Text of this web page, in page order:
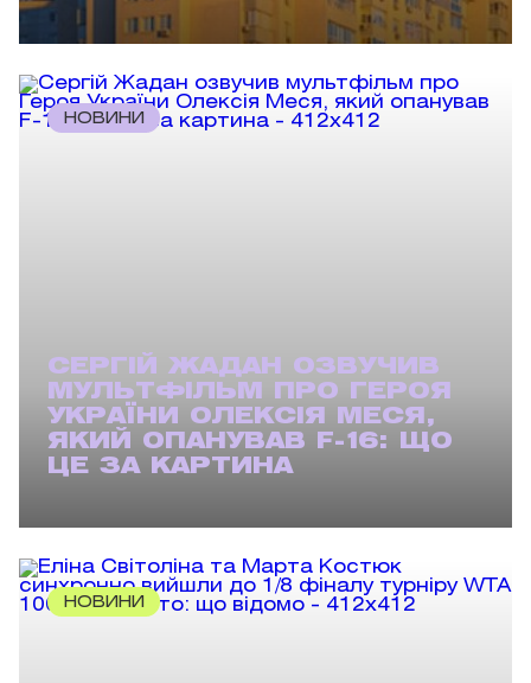
НОВИНИ
СЕРГІЙ ЖАДАН ОЗВУЧИВ
МУЛЬТФІЛЬМ ПРО ГЕРОЯ
УКРАЇНИ ОЛЕКСІЯ МЕСЯ,
ЯКИЙ ОПАНУВАВ F-16: ЩО
ЦЕ ЗА КАРТИНА
НОВИНИ